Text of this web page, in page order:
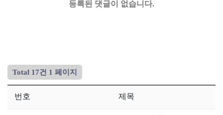
등록된 댓글이 없습니다.
Total 17건 1 페이지
번호 제목